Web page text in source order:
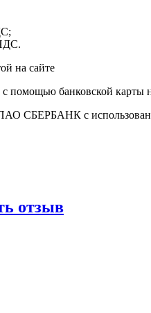
на сайте
помощью банковской карты
СБЕРБАНК с
отзыв